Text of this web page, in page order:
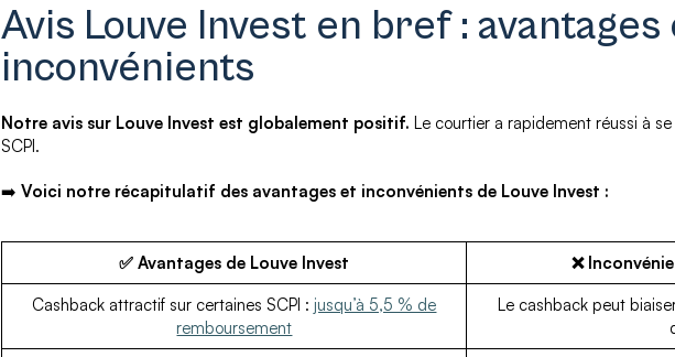
Avis Louve Invest en bref :
inconvénients
Notre avis sur Louve Invest est globalement positif. Le courtier a rapidement réussi à
SCPI.
➡️Voici notre récapitulatif des avantages et inconvénients de Louve Invest :
✅ Avantages de Louve Invest
❌
Cashback attractif sur certaines SCPI : jusqu’à 5,5 % de
remboursement
Le cashback peut